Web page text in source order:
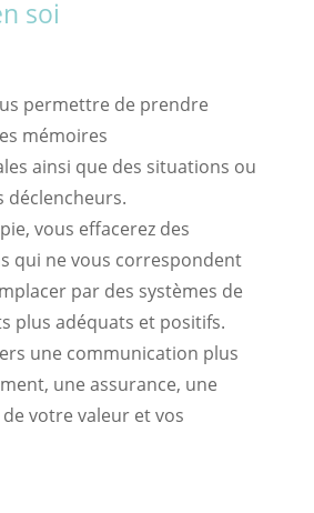
soi
permettre de prendre
mémoires
ainsi que des situations ou
déclencheurs.
vous effacerez des
qui ne vous correspondent
par des systèmes de
plus adéquats et positifs.
une communication plus
une assurance, une
votre valeur et vos